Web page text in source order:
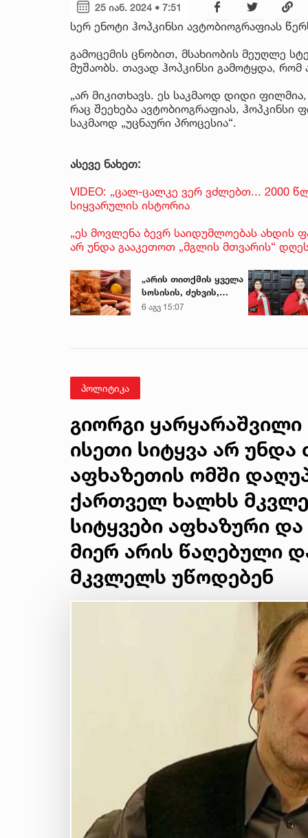
25 იან. 2024 • 7:51
სერ ენოტი ჰოპკინსი ავტობიოგრაფიას
გამოცემის ცნობით, მსახიობის მეუღლე
მუშაობს. თავად ჰოპკინსი გამოტყდა,
„არ მიკითხავს. ეს საკმაოდ დიდი
რაც შეეხება ავტობიოგრაფიას,
საკმაოდ „უცნაური პროცესია“.
ასევე ნახეთ:
VIDEO: „ცალ-ცალკე ვერ ვძლებთ... 2000
სიყვარულის ისტორია
„ეს მოვლენა ბევრ საიდუმლოებას ახდის
არ უნდა გააკეთოთ „მგლის მთვარის“
„არის თითქმის ყველა
სოსისის, ძეხვის,
ქათმის „ნაგეთსებსა“
6 აგვ 15:07
პოლიტიკა
გიორგი ყარყარაშვილი
ისეთი სიტყვა არ
აფხაზეთის ომში
ქართველ ხალხს
სიტყვები აფხაზური
მიერ არის წაღებული
მკვლელს უწოდებენ